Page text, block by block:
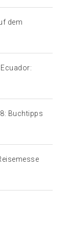
dem
Buchtipps